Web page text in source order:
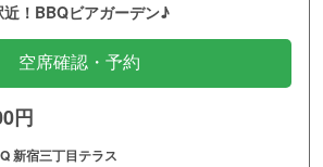
！BBQビアガーデン♪
空席確認・予約
円
新宿三丁目テラス